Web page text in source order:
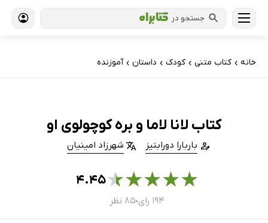
جستجو در
خانه › کتاب‌ متنی › کودک › داستان › آموزنده
کتاب لانا لاما و بره کوچولوی او
باربارا دورابتیز شهرزاد امینیان
★
★
★
★
★۴.۴۵
۱۹۴ رای ●۸۵ نظر